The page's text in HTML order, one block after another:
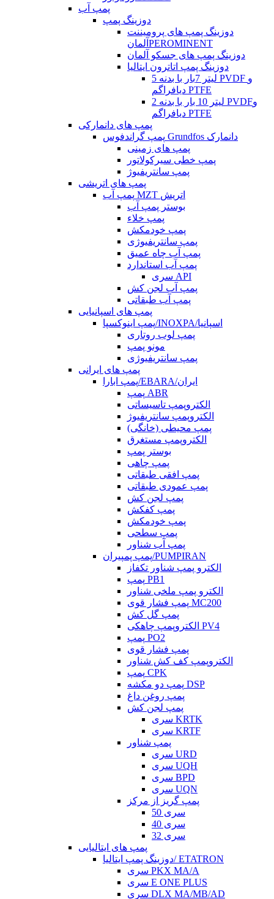
پمپ آب
دوزینگ پمپ
دوزینگ پمپ های پرومیننت
آلمانPEROMINENT
دوزینگ پمپ های جسکو آلمان
دوزینگ پمپ اتاترون ایتالیا
5 لیتر 7بار با بدنه PVDF و
دیافراگم PTFE
2 لیتر 10 بار با بدنه PVDFو
دیافراگم PTFE
پمپ های دانمارکی
پمپ گراندفوس Grundfos دانمارک
پمپ های زمینی
پمپ خطی سیرکولاتور
پمپ سانتریفیوژ
پمپ های اتریشی
پمپ آب MZT اتریش
بوستر پمپ آب
پمپ خلاء
پمپ خودمکش
پمپ سانتریفیوژی
پمپ آب چاه عمیق
پمپ آب استاندارد
سری API
پمپ آب لجن کش
پمپ آب طبقاتی
پمپ های اسپانیایی
پمپ اینوکسپا/INOXPA/اسپانیا
پمپ لوب روتاری
مونو پمپ
پمپ سانتریفیوژی
پمپ های ایرانی
پمپ ابارا/EBARA/ایران
پمپ ABR
الکتروپمپ تاسیساتی
الکتروپمپ سانتریفیوژ
پمپ محیطی (خانگی)
الکتروپمپ مستغرق
بوستر پمپ
پمپ چاهی
پمپ افقی طبقاتی
پمپ عمودی طبقاتی
پمپ لجن کش
پمپ کفکش
پمپ خودمکش
پمپ سطحی
پمپ آب شناور
پمپ پمپیران/PUMPIRAN
الکترو پمپ شناور تکفاز
پمپ PB1
الکترو پمپ ملخی شناور
پمپ فشار قوی MC200
پمپ گل کش
الکتروپمپ چاهکی PV4
پمپ PO2
پمپ فشار قوی
الکتروپمپ کف کش شناور
پمپ CPK
پمپ دو مکشه DSP
پمپ روغن داغ
پمپ لجن کش
سری KRTK
سری KRTF
پمپ شناور
سری URD
سری UQH
سری BPD
سری UQN
پمپ گریز از مرکز
سری 50
سری 40
سری 32
پمپ های ایتالیایی
دوزینگ پمپ ایتالیا/ ETATRON
سری PKX MA/A
سری E ONE PLUS
سری DLX MA/MB/AD